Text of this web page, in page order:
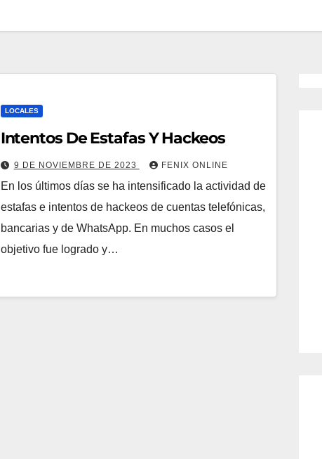
LOCALES
Intentos De Estafas Y Hackeos
9 DE NOVIEMBRE DE 2023 FENIX ONLINE
En los últimos días se ha intensificado la actividad de
estafas e intentos de hackeos de cuentas telefónicas,
bancarias y de WhatsApp. En muchos casos el
objetivo fue logrado y…